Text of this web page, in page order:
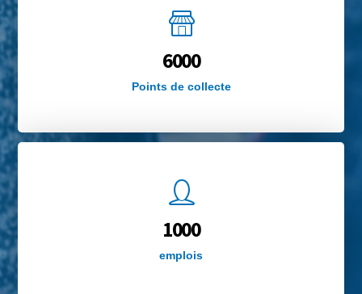
6000
Points de collecte
1000
emplois